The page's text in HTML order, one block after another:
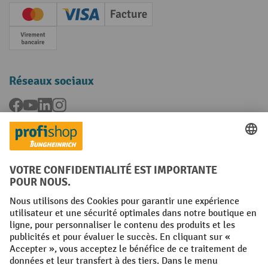
Creditcard (Master)Creditcard (Visa)
Facture
Paiement anticipé
Réseaux sociaux
Facebook
YouTubeLinkedInInstagram
Langues
FR NL
Conditions générales Mentions légales
Protection des Données Politique de cookies